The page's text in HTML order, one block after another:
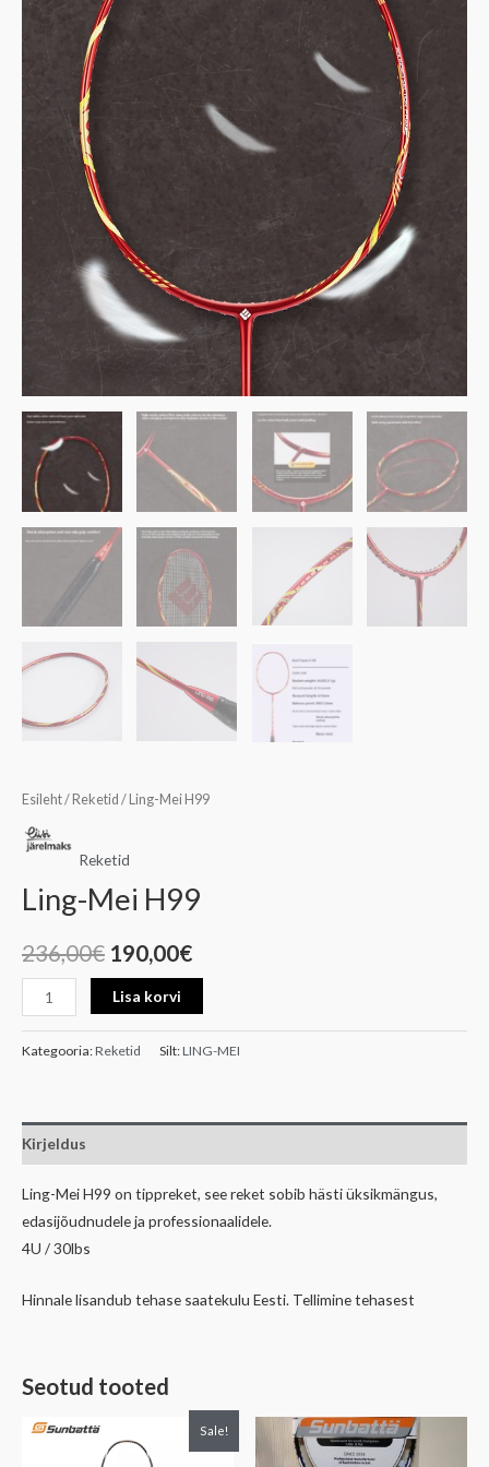
Esileht/ Reketid / Ling-Mei H99
Reketid
Ling-Mei H99
236,00€ 190,00€
Lisa korvi
Kategooria:Reketid Silt:LING-MEI
Kirjeldus
Ling-Mei H99 on tippreket, see reket sobib hästi üksikmängus,
edasijõudnudele ja professionaalidele.
4U / 30lbs
Hinnale lisandub tehase saatekulu Eesti. Tellimine tehasest
Seotud tooted
Sale!
Algne
hind